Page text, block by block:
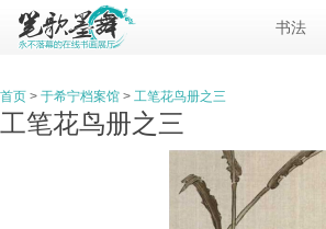
书法
首页 > 于希宁档案馆 > 工笔花鸟册之三
工笔花鸟册之三